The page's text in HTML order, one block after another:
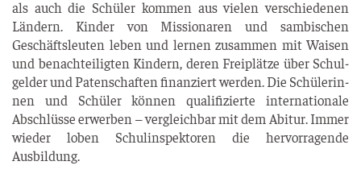
als auch die Schü­ler kom­men aus vie­len ver­schie­de­nen
Län­dern. Kin­der von Mis­sio­na­ren und sam­bi­schen
Geschäfts­leu­ten leben und ler­nen zusam­men mit Wai­sen
und benach­tei­lig­ten Kin­dern, deren Frei­plät­ze über Schul­
gel­der und Paten­schaf­ten finan­ziert wer­den. Die Schü­le­rin­
nen und Schü­ler kön­nen qua­li­fi­zier­te inter­na­tio­na­le
Abschlüs­se erwer­ben – ver­gleich­bar mit dem Abitur. Immer
wie­der loben Schul­in­spek­to­ren die her­vor­ra­gen­de
Ausbildung.